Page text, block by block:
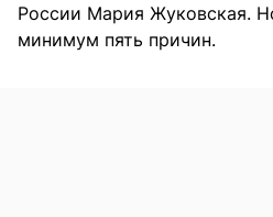
России Мария Жуковская.
минимум пять причин.